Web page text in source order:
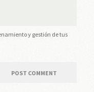
y gestión de tus